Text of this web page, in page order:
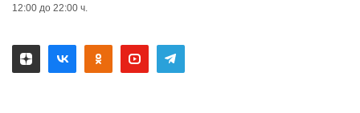
12:00 до 22:00 ч.